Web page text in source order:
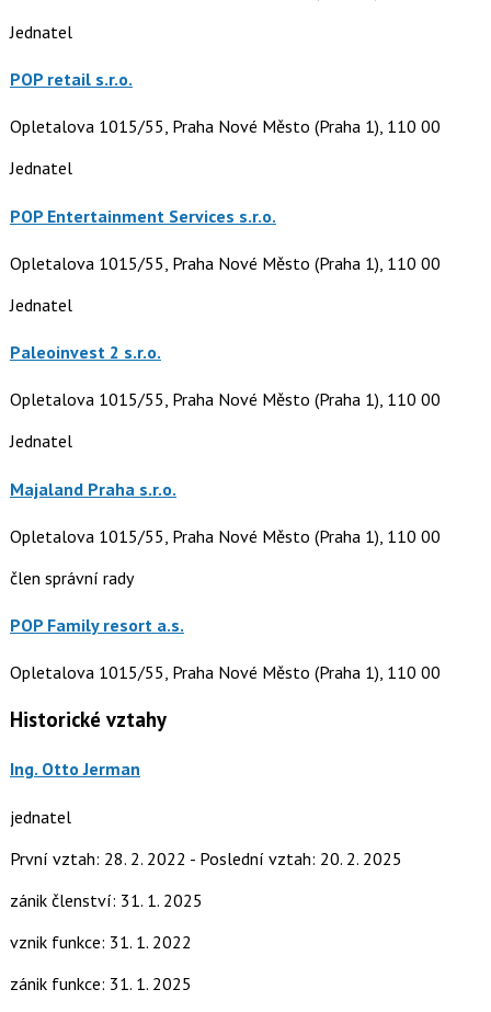
Jednatel
POP retail s.r.o.
Opletalova 1015/55, Praha Nové Město (Praha 1), 110 00
Jednatel
POP Entertainment Services s.r.o.
Opletalova 1015/55, Praha Nové Město (Praha 1), 110 00
Jednatel
Paleoinvest 2 s.r.o.
Opletalova 1015/55, Praha Nové Město (Praha 1), 110 00
Jednatel
Majaland Praha s.r.o.
Opletalova 1015/55, Praha Nové Město (Praha 1), 110 00
člen správní rady
POP Family resort a.s.
Opletalova 1015/55, Praha Nové Město (Praha 1), 110 00
Historické vztahy
Ing. Otto Jerman
jednatel
První vztah: 28. 2. 2022 - Poslední vztah: 20. 2. 2025
zánik členství: 31. 1. 2025
vznik funkce: 31. 1. 2022
zánik funkce: 31. 1. 2025